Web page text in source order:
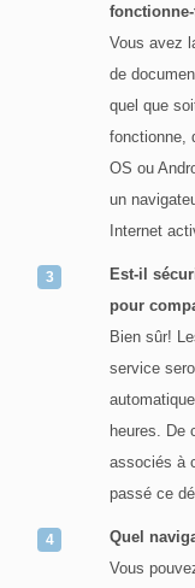
Vous avez
de
quel que
fonctionne,
OS ou
un
Internet
Est-il
pour
Bien sûr!
service
heures. De
associés à
passé ce
Quel
Vous